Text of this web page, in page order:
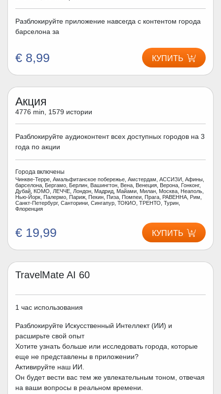
Разблокируйте приложение навсегда с контентом города
барселона за
€ 8,99 КУПИТЬ
Акция
4776 min, 1579 истории
Разблокируйте аудиоконтент всех доступных городов на 3
года по акции
Города включены
Чинкве-Терре, Амальфитанское побережье, Амстердам, АССИЗИ, Афины,
барселона, Бергамо, Берлин, Вашингтон, Вена, Венеция, Верона, Гонконг,
Дубай, КОМО, ЛЕЧЧЕ, Лондон, Мадрид, Майами, Милан, Москва, Неаполь,
Нью-Йорк, Палермо, Париж, Пекин, Пиза, Помпеи, Прага, РАВЕННА, Рим,
Санкт-Петербург, Санторини, Сингапур, ТОКИО, ТРЕНТО, Турин,
Флоренция
€ 19,99 КУПИТЬ
TravelMate AI 60
1 час использования
Разблокируйте Искусственный Интеллект (ИИ) и
расширьте свой опыт
Хотите узнать больше или исследовать города, которые
еще не представлены в приложении?
Активируйте наш ИИ.
Он будет вести вас тем же увлекательным тоном, отвечая
на ваши вопросы в реальном времени.